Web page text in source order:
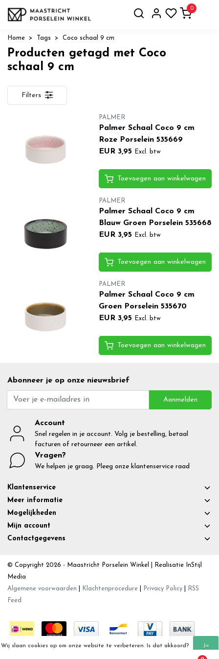
0
Home Tags Coco schaal 9 cm
Producten getagd met Coco
schaal 9 cm
Filters
PALMER
Palmer Schaal Coco 9 cm
Roze Porselein 535669
EUR 3,95
Excl. btw
Toevoegen aan winkelwagen
PALMER
Palmer Schaal Coco 9 cm
Blauw Groen Porselein 535668
EUR 3,95
Excl. btw
Toevoegen aan winkelwagen
PALMER
Palmer Schaal Coco 9 cm
Groen Porselein 535670
EUR 3,95
Excl. btw
Toevoegen aan winkelwagen
Abonneer je op onze nieuwsbrief
Aanmelden
Account
Snel regelen in je account. Volg je bestelling, betaal
facturen of retourneer een artikel.
Vragen?
We helpen je graag. Pleeg onze klantenservice raad
Klantenservice
Meer informatie
Mogelijkheden
Mijn account
Contactgegevens
© Copyright 2026 - Maastricht Porselein Winkel | Realisatie InStijl
Media
Algemene voorwaarden
Klachtenprocedure Privacy Policy
RSS
Feed
Wij slaan cookies op om onze website te verbeteren. Is dat akkoord? Ja